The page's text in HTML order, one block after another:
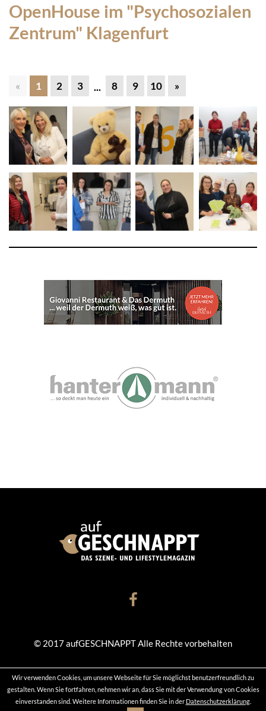
Wir verwenden Cookies, um unsere Webseite für Sie möglichst benutzerfreundlich zu
gestalten. Wenn Sie fortfahren, nehmen wir an, dass Sie mit der Verwendung von Cookies
einverstanden sind. Weitere Informationen finden Sie in der Datenschutzerklärung.
OpenHouse im "Psychosozialen
Zentrum" Klagenfurt
« 1 2 3 ... 8 9 10 »
© 2017 aufGESCHNAPPT Alle Rechte vorbehalten
KONTAKT DATENSCHUTZ IMPRESSUM